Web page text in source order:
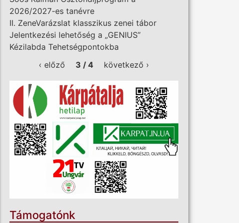
2026/2027-es tanévre
II. ZeneVarázslat klasszikus zenei tábor
Jelentkezési lehetőség a „GENIUS”
Kézilabda Tehetségpontokba
‹ előző
3 / 4 következő ›
Támogatónk